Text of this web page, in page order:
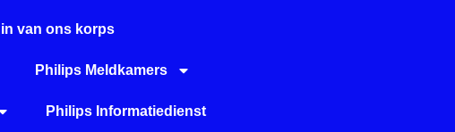
van ons korps
Philips Meldkamers
Philips Informatiedienst